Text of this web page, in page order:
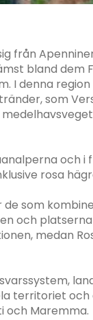
från
bland dem
I denna
som
och
rosa
som
och
medan
territoriet
och Maremma.